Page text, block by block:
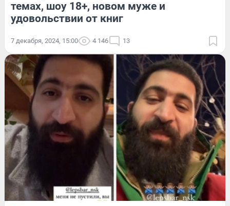
темах, шоу 18+, новом муже и
удовольствии от книг
7 декабря, 2024, 15:00 4 146 13